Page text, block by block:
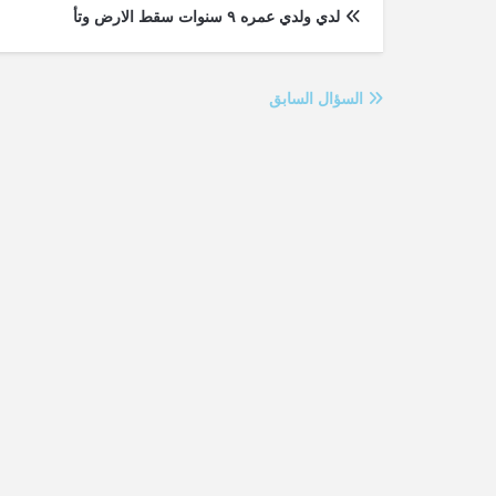
لدي ولدي عمره ٩ سنوات سقط الارض وتأ
السؤال السابق